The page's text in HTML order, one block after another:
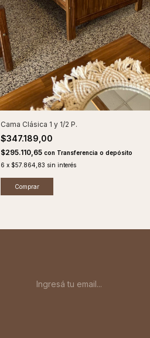
Cama Clásica 1 y 1/2 P.
$347.189,00
$295.110,65 con Transferencia o depósito
6 x $57.864,83 sin interés